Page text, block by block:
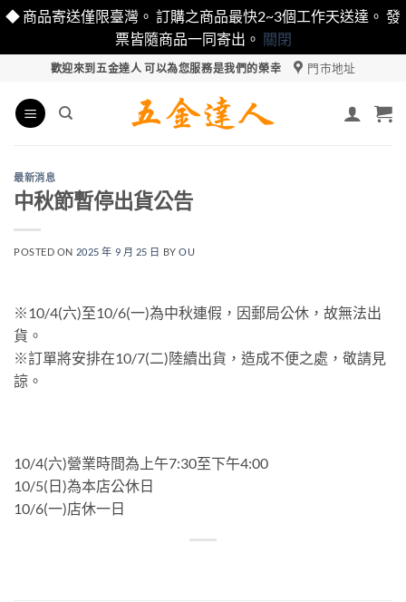
◆ 商品寄送僅限臺灣。 訂購之商品最快2~3個工作天送達。 發
票皆隨商品一同寄出。 關閉
content
歡迎來到五金達人 可以為您服務是我們的榮幸 門市地址
最新消息
中秋節暫停出貨公告
POSTED ON 2025 年 9 月 25 日 BYOU
※10/4(六)至10/6(一)為中秋連假，因郵局公休，故無法出
貨。
※訂單將安排在10/7(二)陸續出貨，造成不便之處，敬請見
諒。
10/4(六)營業時間為上午7:30至下午4:00
10/5(日)為本店公休日
10/6(一)店休一日